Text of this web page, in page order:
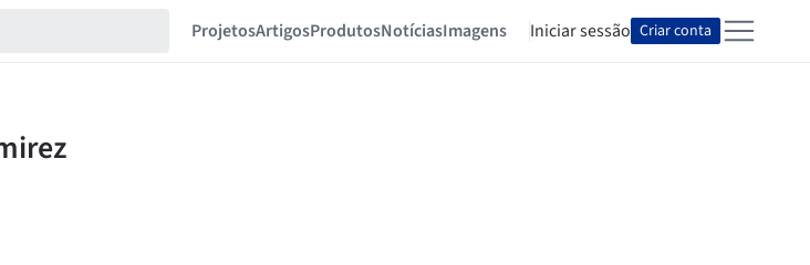
ProjetosArtigosProdutosNotíciasImagens Iniciar sessão Criar conta